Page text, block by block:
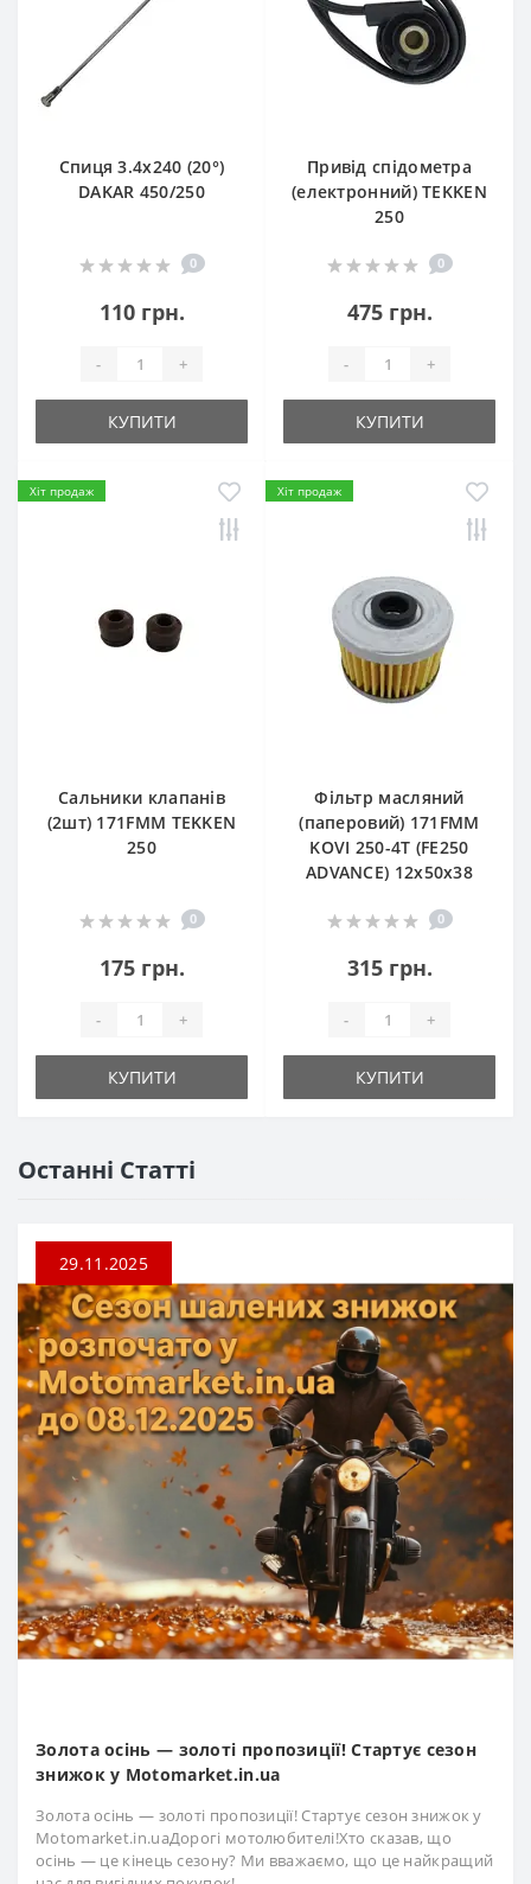
Спиця 3.4х240 (20°)
DAKAR 450/250
0
110 грн.
- +
КУПИТИ
Привід спідометра
(електронний) TEKKEN
250
0
475 грн.
- +
КУПИТИ
Хіт продаж
Сальники клапанів
(2шт) 171FMM TEKKEN
250
0
175 грн.
- +
КУПИТИ
Хіт продаж
Фільтр масляний
(паперовий) 171FMM
KOVI 250-4T (FE250
ADVANCE) 12х50х38
0
315 грн.
- +
КУПИТИ
Останні Статті
29.11.2025
Золота осінь — золоті пропозиції! Стартує сезон
знижок у Motomarket.in.ua
Золота осінь — золоті пропозиції! Стартує сезон знижок у
Motomarket.in.uaДорогі мотолюбителі!Хто сказав, що
осінь — це кінець сезону? Ми вважаємо, що це найкращий